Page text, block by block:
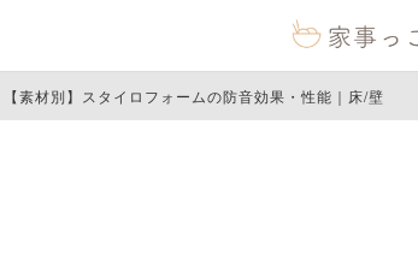
【素材別】スタイロフォームの防音効果・性能｜床/壁